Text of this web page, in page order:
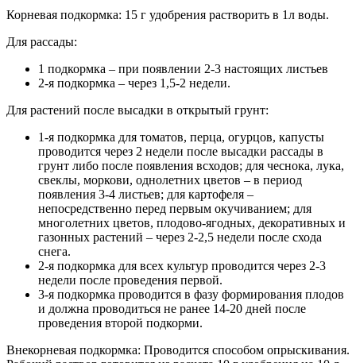
Корневая подкормка: 15 г удобрения растворить в 1л воды.
Для рассады:
1 подкормка – при появлении 2-3 настоящих листьев
2-я подкормка – через 1,5-2 недели.
Для растений после высадки в открытый грунт:
1-я подкормка для томатов, перца, огурцов, капусты
проводится через 2 недели после высадки рассады в
грунт либо после появления всходов; для чеснока, лука,
свеклы, моркови, однолетних цветов – в период
появления 3-4 листьев; для картофеля –
непосредственно перед первым окучиванием; для
многолетних цветов, плодово-ягодных, декоративных и
газонных растений – через 2-2,5 недели после схода
снега.
2-я подкормка для всех культур проводится через 2-3
недели после проведения первой.
3-я подкормка проводится в фазу формирования плодов
и должна проводиться не ранее 14-20 дней после
проведения второй подкорми.
Внекорневая подкормка: Проводится способом опрыскивания.